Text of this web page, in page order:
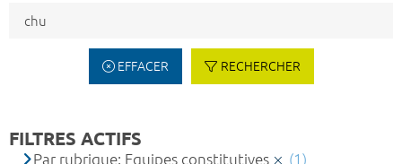
EFFACER RECHERCHER
FILTRES ACTIFS
Par rubrique: Equipes constitutives (1)